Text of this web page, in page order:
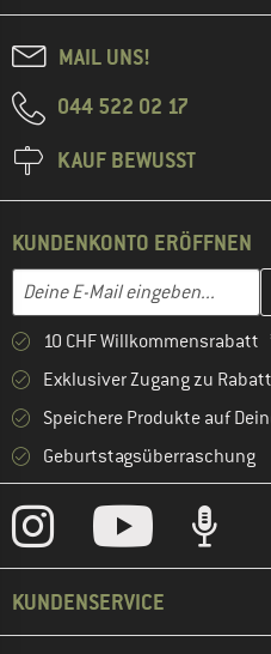
MAIL UNS!
044 522 02 17
KAUF BEWUSST
KUNDENKONTO ERÖFFNEN
E-Mail-Adresse
Gib hier deine E-Mail-Adresse
10 CHF
Exklusiver Zugang zu
Speichere Produkte auf
Geburtstagsüberraschung
KUNDENSERVICE